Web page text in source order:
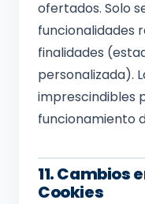
ofertados. Solo
funcionalidades
finalidades
personalizada).
imprescindibles
funcionamiento
11. Cambios
Cookies